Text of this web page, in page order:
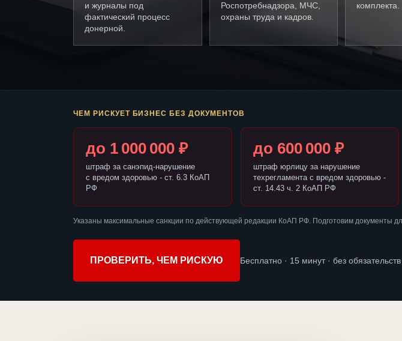
и журналы под
фактический процесс
донерной.
Роспотребнадзора, МЧС,
охраны труда и кадров.
комплекта.
ЧЕМ РИСКУЕТ БИЗНЕС БЕЗ ДОКУМЕНТОВ
до 1 000 000 ₽
штраф за санэпид-нарушение
с вредом здоровью - ст. 6.3 КоАП
РФ
до 600 000 ₽
штраф юрлицу за нарушение
техрегламента с вредом здоровью -
ст. 14.43 ч. 2 КоАП РФ
Указаны максимальные санкции по действующей редакции КоАП РФ. Подготовим документы
ПРОВЕРИТЬ, ЧЕМ РИСКУЮ Бесплатно · 15 минут · без обязательств